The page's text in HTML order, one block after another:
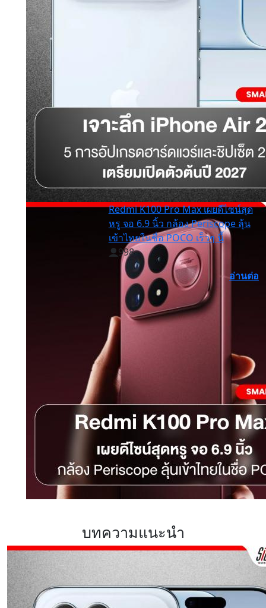
Redmi K100 Pro Max เผยดีไซน์สุด
หรู จอ 6.9 นิ้ว กล้อง Periscope ลุ้น
เข้าไทยในชื่อ POCO เร็วๆ นี้
998
อ่านต่อ
บทความแนะนำ